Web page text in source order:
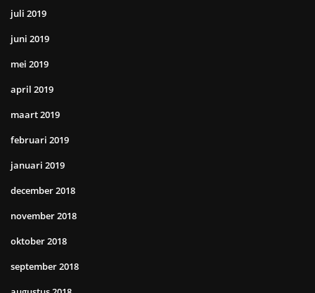
juli 2019
juni 2019
mei 2019
april 2019
maart 2019
februari 2019
januari 2019
december 2018
november 2018
oktober 2018
september 2018